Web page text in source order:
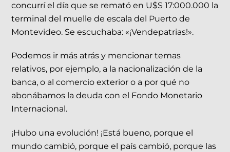
concurrí el día que se remató en U$S 17:000.000 la
terminal del muelle de escala del Puerto de
Montevideo. Se escuchaba: «¡Vendepatrias!».
Podemos ir más atrás y mencionar temas
relativos, por ejemplo, a la nacionalización de la
banca, o al comercio exterior o a por qué no
abonábamos la deuda con el Fondo Monetario
Internacional.
¡Hubo una evolución! ¡Está bueno, porque el
mundo cambió, porque el país cambió, porque las